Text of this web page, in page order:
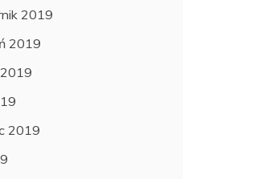
2019
2019
2019